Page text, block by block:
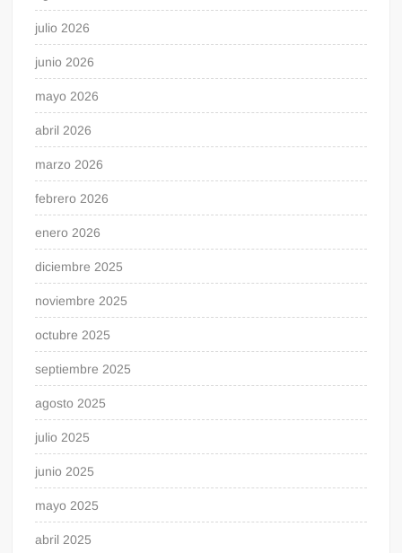
julio 2026
junio 2026
mayo 2026
abril 2026
marzo 2026
febrero 2026
enero 2026
diciembre 2025
noviembre 2025
octubre 2025
septiembre 2025
agosto 2025
julio 2025
junio 2025
mayo 2025
abril 2025